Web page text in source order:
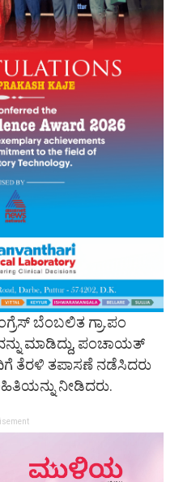
ಬೆಂಬಲಿತ ಗ್ರಾ.ಪಂ
ಮಾಡಿದ್ದು, ಪಂಚಾಯತ್
ತೆರಳಿ ತಪಾಸಣೆ ನಡೆಸಿದರು
ನೀಡಿದರು.